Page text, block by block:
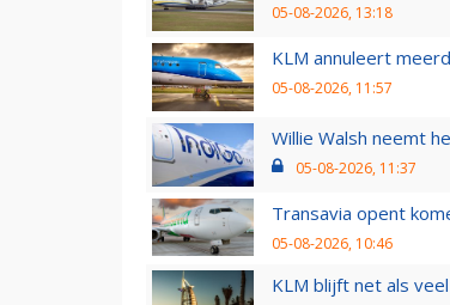
05-08-2026, 13:18
KLM annuleert
05-08-2026, 11:57
Willie Walsh neemt
05-08-2026, 11:37
Transavia opent
05-08-2026, 10:46
KLM blijft net als